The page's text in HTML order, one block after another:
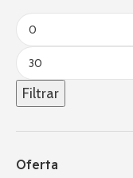
Filtrar
Oferta